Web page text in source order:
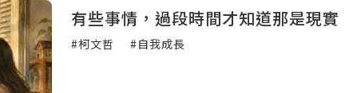
有些事情，過段時間才知道那是現實
#柯文哲 #自我成長